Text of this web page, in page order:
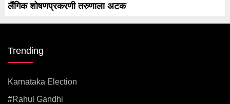
लैंगिक शोषणप्रकरणी तरुणाला अटक
Trending
Karnataka Election
#rahul Gandhi